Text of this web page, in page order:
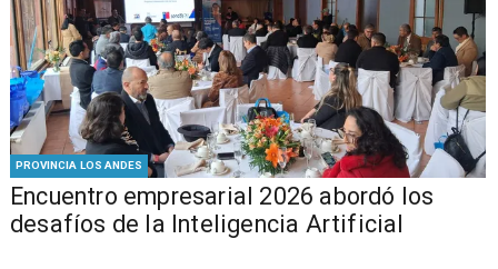
PROVINCIA LOS ANDES
Encuentro empresarial 2026 abordó los
desafíos de la Inteligencia Artificial